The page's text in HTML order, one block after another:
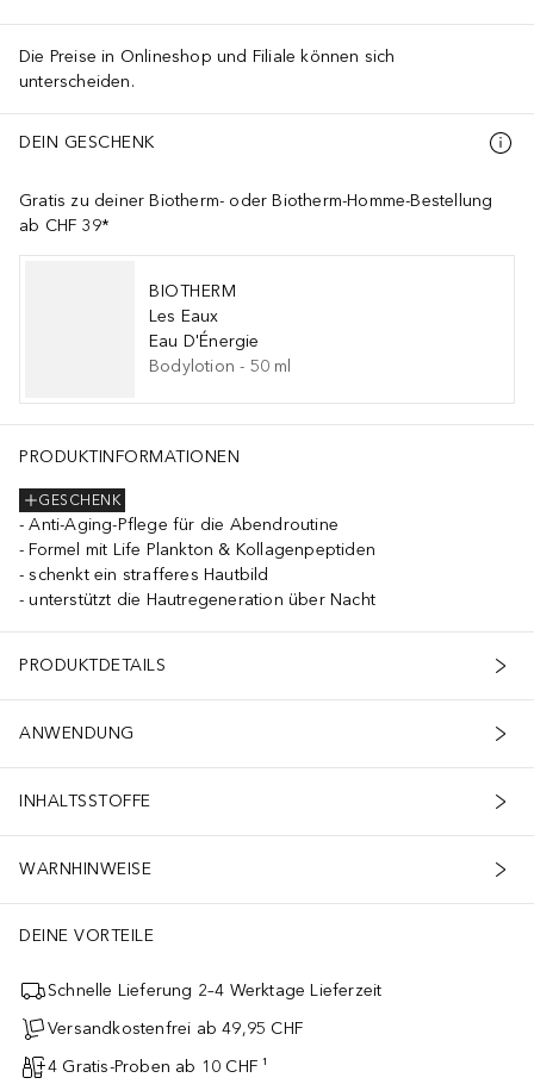
Die Preise in Onlineshop und Filiale können sich
unterscheiden.
DEIN GESCHENK
Gratis zu deiner Biotherm- oder Biotherm-Homme-Bestellung
ab CHF 39*
BIOTHERM
Les Eaux
Eau D'Énergie
Bodylotion - 50 ml
PRODUKTINFORMATIONEN
GESCHENK
Anti-Aging-Pflege für die Abendroutine
Formel mit Life Plankton & Kollagenpeptiden
schenkt ein strafferes Hautbild
unterstützt die Hautregeneration über Nacht
PRODUKTDETAILS
ANWENDUNG
INHALTSSTOFFE
WARNHINWEISE
DEINE VORTEILE
Schnelle Lieferung 2–4 Werktage Lieferzeit
Versandkostenfrei ab 49,95 CHF
4 Gratis-Proben ab 10 CHF ¹